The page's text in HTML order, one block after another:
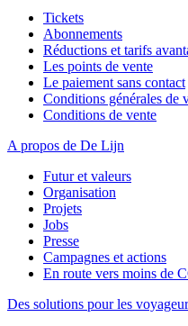
Tickets
Abonnements
Réductions et tarifs
Les points de vente
Le paiement sans contact
Conditions générales de
Conditions de vente
A propos de De Lijn
Futur et valeurs
Organisation
Projets
Jobs
Presse
Campagnes et actions
En route vers moins de
Des solutions pour les